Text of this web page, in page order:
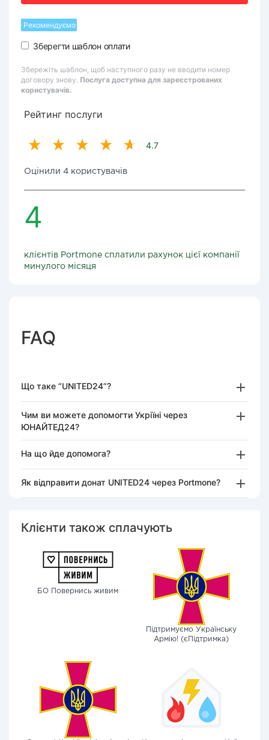
Рекомендуємо
Зберегти шаблон оплати
Збережіть шаблон, щоб наступного разу не вводити номер
договору знову. Послуга доступна для зареєстрованих
користувачів.
Рейтинг послуги
4.7
Оцінили 4 користувачів
4
клієнтів Portmone сплатили рахунок цієї компанії
минулого місяця
FAQ
Що таке “UNITED24”?
Чим ви можете допомогти Укріїні через
ЮНАЙТЕД24?
На що йде допомога?
Як відправити донат UNITED24 через Portmone?
Клієнти також сплачують
БО Повернись живим
Підтримуємо Українську
Армію! (єПідтримка)